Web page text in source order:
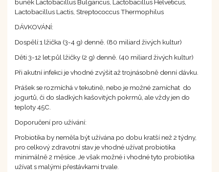
buněk Lactobacillus Bulgaricus, Lactobacillus Helveticus,
Lactobacillus Lactis, Streptococcus Thermophilus
DÁVKOVÁNÍ:
Dospělí:1 lžička (3-4 g) denně. (80 miliard živých kultur)
Děti 3-12 let:půl lžičky (2 g) denně. (40 miliard živých kultur)
Při akutní infekci je vhodné zvýšit až trojnásobně denní dávku.
Prášek se rozmíchá v tekutině, nebo je možné zamíchat do
jogurtů, či do sladkých kašovitých pokrmů, ale vždy jen do
teploty 45C.
Doporučení pro užívání:
Probiotika by neměla být užívána po dobu kratší než 2 týdny,
pro celkový zdravotní stav je vhodné užívat probiotika
minimálně 2 měsíce. Je však možné i vhodné tyto probiotika
užívat s malými přestávkami trvale.